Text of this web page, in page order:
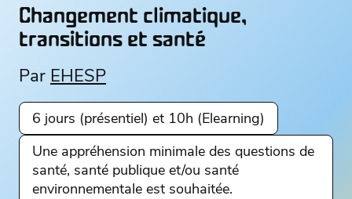
Changement climatique,
transitions et santé
Par EHESP
6 jours (présentiel) et 10h (Elearning)
Une appréhension minimale des questions de
santé, santé publique et/ou santé
environnementale est souhaitée.